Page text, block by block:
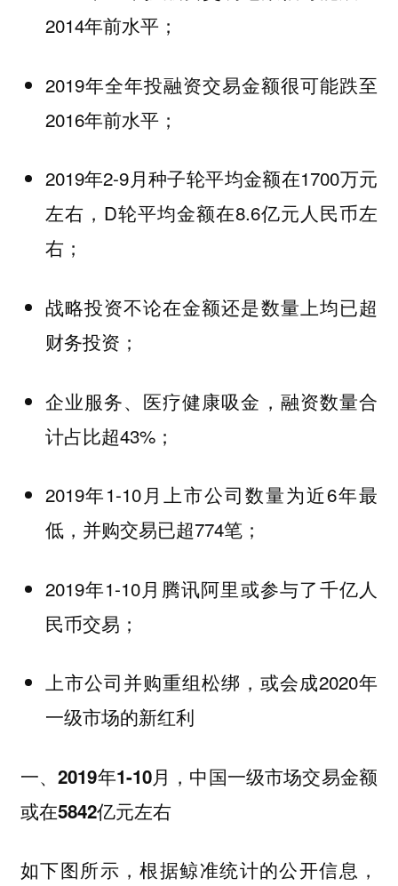
2014年前水平；
2019年全年投融资交易金额很可能跌至
2016年前水平；
2019年2-9月种子轮平均金额在1700万元
左右，D轮平均金额在8.6亿元人民币左
右；
战略投资不论在金额还是数量上均已超
财务投资；
企业服务、医疗健康吸金，融资数量合
计占比超43%；
2019年1-10月上市公司数量为近6年最
低，并购交易已超774笔；
2019年1-10月腾讯阿里或参与了千亿人
民币交易；
上市公司并购重组松绑，或会成2020年
一级市场的新红利
一、2019年1-10月，中国一级市场交易金额
或在5842亿元左右
如下图所示，根据鲸准统计的公开信息，